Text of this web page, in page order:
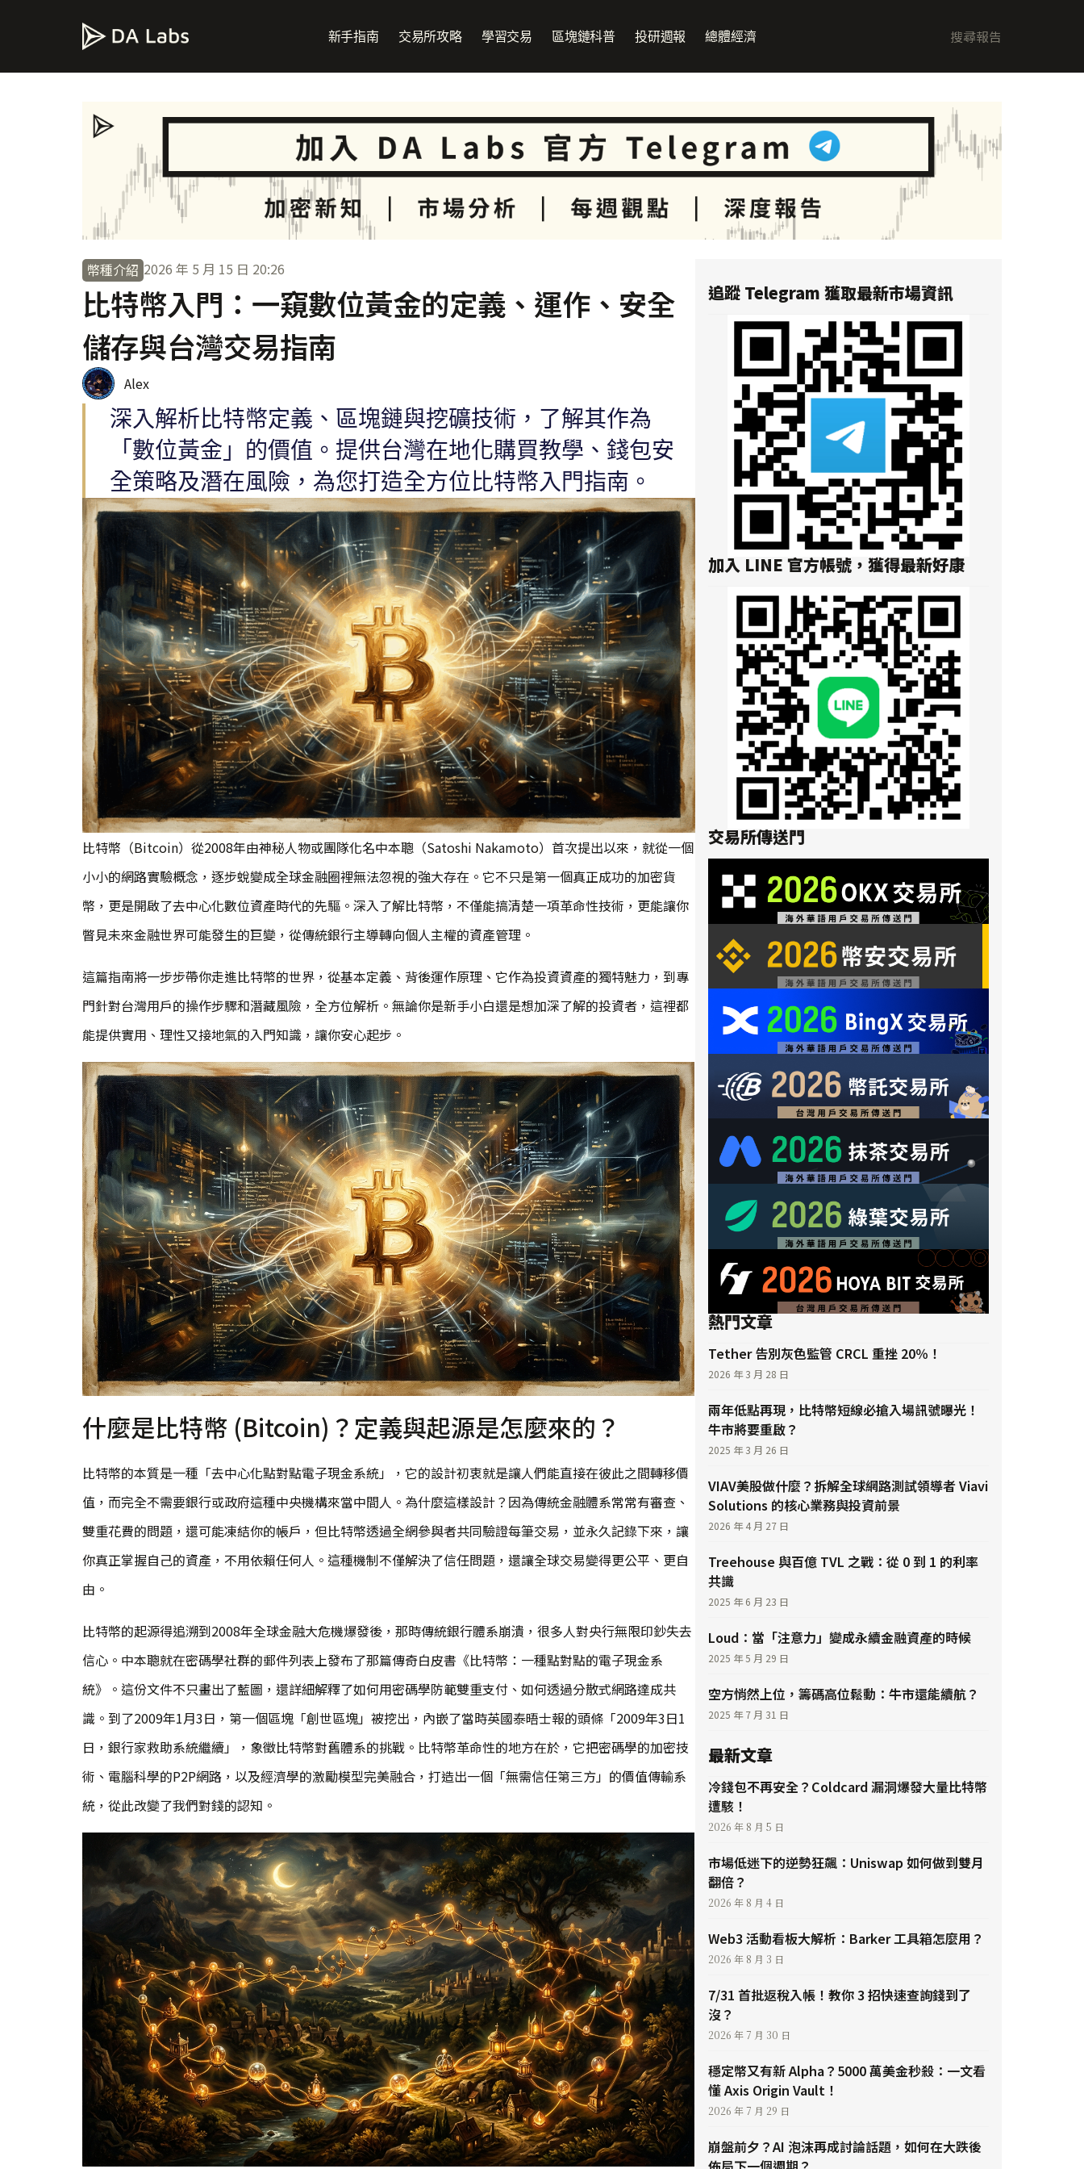
新手指南 交易所攻略 學習交易 區塊鏈科普 投研週報 總體經濟
幣種介紹 2026 年 5 月 15 日 20:26
比特幣入門：一窺數位黃金的定義、運作、安全
儲存與台灣交易指南
Alex
深入解析比特幣定義、區塊鏈與挖礦技術，了解其作為
「數位黃金」的價值。提供台灣在地化購買教學、錢包安
全策略及潛在風險，為您打造全方位比特幣入門指南。
比特幣（Bitcoin）從2008年由神秘人物或團隊化名中本聰（Satoshi Nakamoto）首次提出以來，就從一個
小小的網路實驗概念，逐步蛻變成全球金融圈裡無法忽視的強大存在。它不只是第一個真正成功的加密貨
幣，更是開啟了去中心化數位資產時代的先驅。深入了解比特幣，不僅能搞清楚一項革命性技術，更能讓你
瞥見未來金融世界可能發生的巨變，從傳統銀行主導轉向個人主權的資產管理。
這篇指南將一步步帶你走進比特幣的世界，從基本定義、背後運作原理、它作為投資資產的獨特魅力，到專
門針對台灣用戶的操作步驟和潛藏風險，全方位解析。無論你是新手小白還是想加深了解的投資者，這裡都
能提供實用、理性又接地氣的入門知識，讓你安心起步。
什麼是比特幣 (Bitcoin)？定義與起源是怎麼來的？
比特幣的本質是一種「去中心化點對點電子現金系統」，它的設計初衷就是讓人們能直接在彼此之間轉移價
值，而完全不需要銀行或政府這種中央機構來當中間人。為什麼這樣設計？因為傳統金融體系常常有審查、
雙重花費的問題，還可能凍結你的帳戶，但比特幣透過全網參與者共同驗證每筆交易，並永久記錄下來，讓
你真正掌握自己的資產，不用依賴任何人。這種機制不僅解決了信任問題，還讓全球交易變得更公平、更自
由。
比特幣的起源得追溯到2008年全球金融大危機爆發後，那時傳統銀行體系崩潰，很多人對央行無限印鈔失去
信心。中本聰就在密碼學社群的郵件列表上發布了那篇傳奇白皮書《比特幣：一種點對點的電子現金系
統》。這份文件不只畫出了藍圖，還詳細解釋了如何用密碼學防範雙重支付、如何透過分散式網路達成共
識。到了2009年1月3日，第一個區塊「創世區塊」被挖出，內嵌了當時英國泰晤士報的頭條「2009年3日1
日，銀行家救助系統繼續」，象徵比特幣對舊體系的挑戰。比特幣革命性的地方在於，它把密碼學的加密技
術、電腦科學的P2P網路，以及經濟學的激勵模型完美融合，打造出一個「無需信任第三方」的價值傳輸系
統，從此改變了我們對錢的認知。
追蹤 Telegram 獲取最新市場資訊
加入 LINE 官方帳號，獲得最新好康
交易所傳送門
熱門文章
Tether 告別灰色監管 CRCL 重挫 20％！
2026 年 3 月 28 日
兩年低點再現，比特幣短線必搶入場訊號曝光！
牛市將要重啟？
2025 年 3 月 26 日
VIAV美股做什麼？拆解全球網路測試領導者 Viavi
Solutions 的核心業務與投資前景
2026 年 4 月 27 日
Treehouse 與百億 TVL 之戰：從 0 到 1 的利率
共識
2025 年 6 月 23 日
Loud：當「注意力」變成永續金融資產的時候
2025 年 5 月 29 日
空方悄然上位，籌碼高位鬆動：牛市還能續航？
2025 年 7 月 31 日
最新文章
冷錢包不再安全？Coldcard 漏洞爆發大量比特幣
遭駭！
2026 年 8 月 5 日
市場低迷下的逆勢狂飆：Uniswap 如何做到雙月
翻倍？
2026 年 8 月 4 日
Web3 活動看板大解析：Barker 工具箱怎麼用？
2026 年 8 月 3 日
7/31 首批返稅入帳！教你 3 招快速查詢錢到了
沒？
2026 年 7 月 30 日
穩定幣又有新 Alpha？5000 萬美金秒殺：一文看
懂 Axis Origin Vault！
2026 年 7 月 29 日
崩盤前夕？AI 泡沫再成討論話題，如何在大跌後